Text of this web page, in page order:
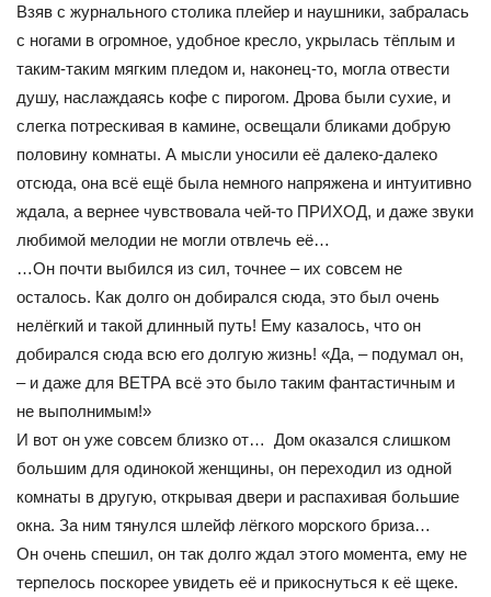
Взяв с журнального столика плейер и наушники, забралась
с ногами в огромное, удобное кресло, укрылась тёплым и
таким-таким мягким пледом и, наконец-то, могла отвести
душу, наслаждаясь кофе с пирогом. Дрова были сухие, и
слегка потрескивая в камине, освещали бликами добрую
половину комнаты. А мысли уносили её далеко-далеко
отсюда, она всё ещё была немного напряжена и интуитивно
ждала, а вернее чувствовала чей-то ПРИХОД, и даже звуки
любимой мелодии не могли отвлечь её…
…Он почти выбился из сил, точнее – их совсем не
осталось. Как долго он добирался сюда, это был очень
нелёгкий и такой длинный путь! Ему казалось, что он
добирался сюда всю его долгую жизнь! «Да, – подумал он,
– и даже для ВЕТРА всё это было таким фантастичным и
не выполнимым!»
И вот он уже совсем близко от… Дом оказался слишком
большим для одинокой женщины, он переходил из одной
комнаты в другую, открывая двери и распахивая большие
окна. За ним тянулся шлейф лёгкого морского бриза…
Он очень спешил, он так долго ждал этого момента, ему не
терпелось поскорее увидеть её и прикоснуться к её щеке.